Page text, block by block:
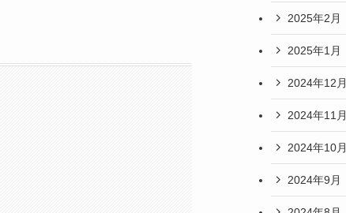
2025年2月
2025年1月
2024年12月
2024年11月
2024年10月
2024年9月